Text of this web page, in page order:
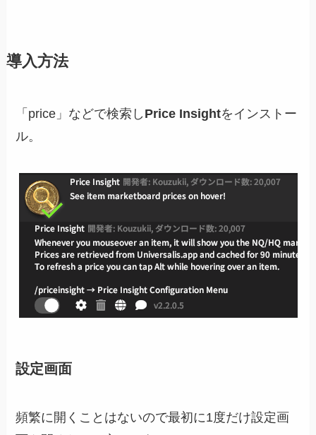
導入方法
「price」などで検索し Price Insightをインストー
ル。
設定画面
頻繁に開くことはないので最初に1度だけ設定画